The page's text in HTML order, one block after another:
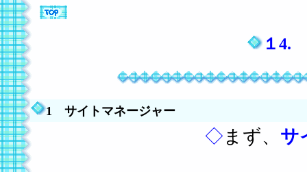
１4.
1 サイトマネージャー
◇ まず、 サ